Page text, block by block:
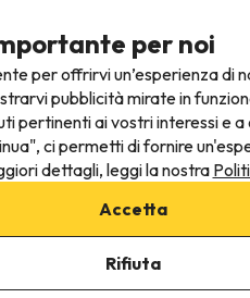
48 km 54 min
per noi
per offrirvi un’esperienza di
pubblicità mirate in
pertinenti ai vostri interessi e
ci permetti di fornire
dettagli, leggi la nostra
Accetta
Rifiuta